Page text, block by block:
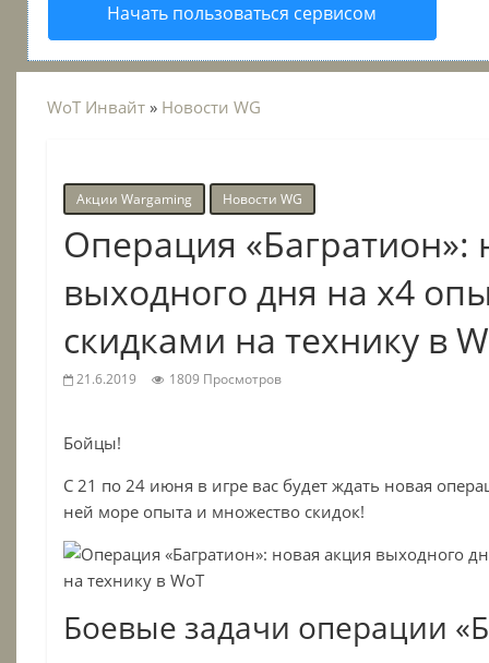
Начать пользоваться сервисом
WoT Инвайт » Новости WG
Акции Wargaming Новости WG
Операция «Багратион»:
выходного дня на x4
скидками на технику в
21.6.2019 1809 Просмотров
Бойцы!
С 21 по 24 июня в игре вас будет ждать новая
ней море опыта и множество скидок!
Боевые задачи операции